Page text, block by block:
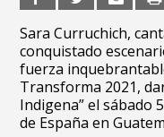
Sara Curruchich,
conquistado
fuerza
Transforma 2021,
Indigena” el sábado
de España en